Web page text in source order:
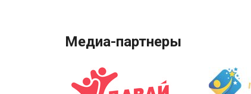
Медиа-партнеры